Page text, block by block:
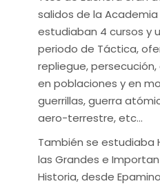
salidos de la Academia
estudiaban 4 cursos y
periodo de Táctica,
repliegue,
en poblaciones y en
guerrillas, guerra
aero-terrestre, etc…
También se estudiaba
las Grandes e
Historia, desde